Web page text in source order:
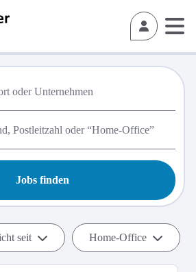
Jobs finden
seit Home-Office